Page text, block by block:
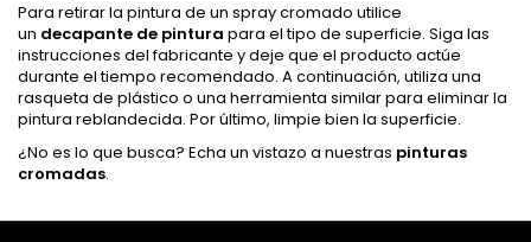
Para retirar la pintura de un spray cromado utilice
un decapante de pintura para el tipo de superficie. Siga las
instrucciones del fabricante y deje que el producto actúe
durante el tiempo recomendado. A continuación, utiliza una
rasqueta de plástico o una herramienta similar para eliminar la
pintura reblandecida. Por último, limpie bien la superficie.
¿No es lo que busca? Echa un vistazo a nuestras pinturas
cromadas.